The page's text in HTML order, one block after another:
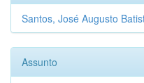
Santos, José Augusto
Assunto